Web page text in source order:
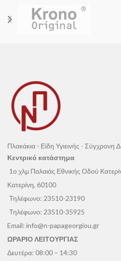
Πλακάκια - Είδη Υγιεινής - Σύγχρονη
Κεντρικό κατάστημα
1ο χλμ Παλαιάς Εθνικής Οδού
Κατερίνη, 60100
Τηλέφωνο: 23510-23190
Τηλέφωνο: 23510-35925
Email: info@n-papageorgiou.gr
ΩΡΑΡΙΟ ΛΕΙΤΟΥΡΓΙΑΣ
Δευτέρα: 08:00 – 14:30